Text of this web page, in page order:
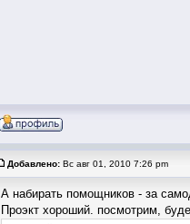
Добавлено: Вс авг 01, 2010 7:26 pm
А набирать помощников - за
Проэкт хороший. посмотрим,